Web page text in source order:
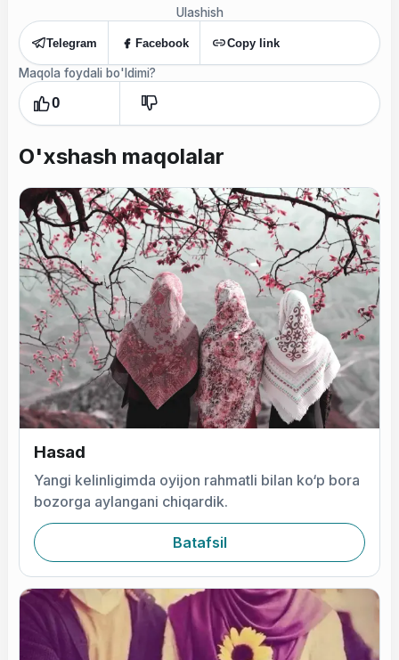
Ulashish
Telegram Facebook Copy link
Maqola foydali bo'ldimi?
0
O'xshash maqolalar
Hasad
Yangi kelinligimda oyijon rahmatli bilan ko‘p bora
bozorga aylangani chiqardik.
Batafsil